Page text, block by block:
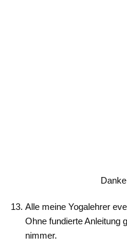
Alle meine Yogalehrer
Ohne fundierte Anleitung
nimmer.